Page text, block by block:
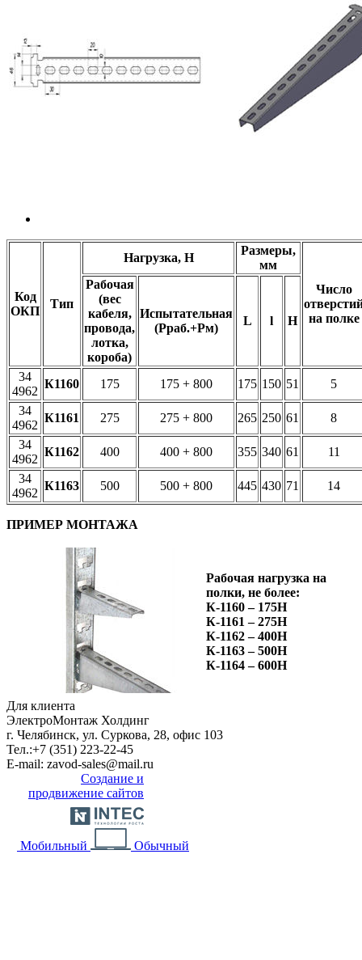
Код
ОКП
Тип
Нагрузка, Н
Размеры,
мм
Число
на полке
Рабочая
(вес
кабеля,
провода,
лотка,
короба)
Испытательная
(Рраб.+Рм)
L l H
34
4962
К1160 175 175 + 800 175 150 51
5
34
4962
К1161 275 275 + 800 265 250 61
8
34
4962
К1162 400 400 + 800 355 340 61
11
34
4962
К1163 500 500 + 800 445 430 71 14
ПРИМЕР МОНТАЖА
Рабочая нагрузка на
полки, не более:
К-1160 – 175Н
К-1161 – 275Н
К-1162 – 400Н
К-1163 – 500Н
К-1164 – 600Н
Для клиента
ЭлектроМонтаж Холдинг
г. Челябинск, ул. Суркова, 28, офис 103
Тел.:+7 (351) 223-22-45
E-mail: zavod-sales@mail.ru
Создание и
продвижение сайтов
Мобильный Обычный